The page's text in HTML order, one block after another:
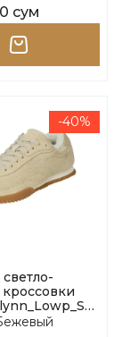
сум
-40%